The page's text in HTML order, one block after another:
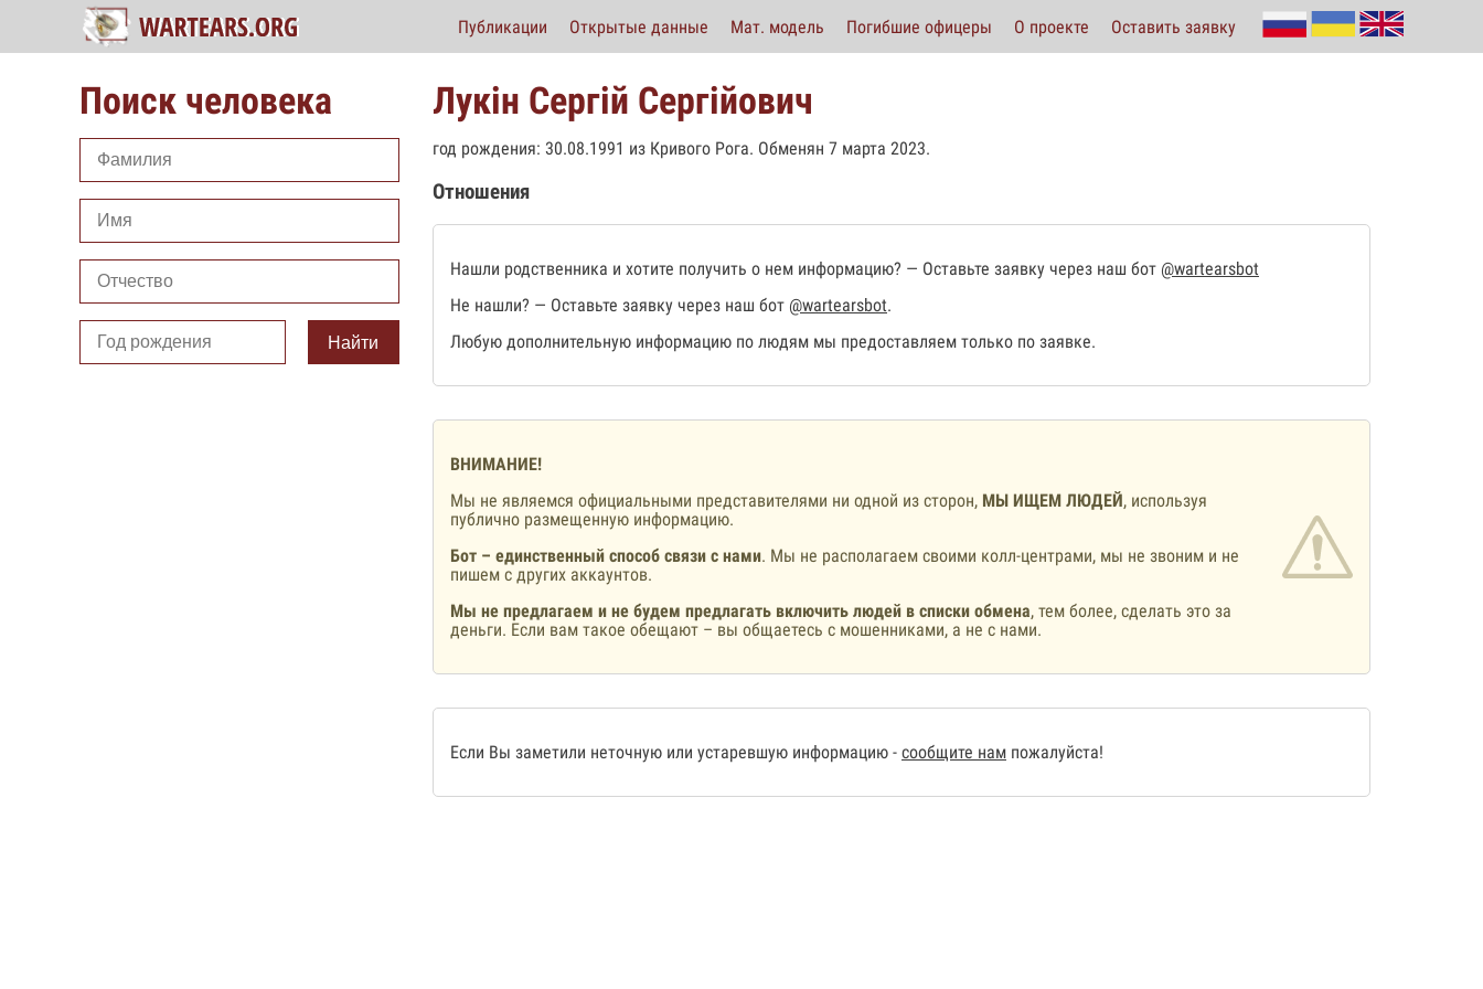
Публикации Открытые данные Мат. модель Погибшие офицеры О проекте Оставить заявку
Поиск человека
Найти
Лукін Сергій Сергійович
год рождения: 30.08.1991 из Кривого Рога. Обменян 7 марта 2023.
Отношения
Нашли родственника и хотите получить о нем информацию? — Оставьте заявку через наш бот @wartearsbot
Не нашли? — Оставьте заявку через наш бот @wartearsbot.
Любую дополнительную информацию по людям мы предоставляем только по заявке.
ВНИМАНИЕ!
Мы не являемся официальными представителями ни одной из сторон, МЫ ИЩЕМ ЛЮДЕЙ, используя
публично размещенную информацию.
Бот – единственный способ связи с нами. Мы не располагаем своими колл-центрами, мы не звоним и не
пишем с других аккаунтов.
Мы не предлагаем и не будем предлагать включить людей в списки обмена, тем более, сделать это за
деньги. Если вам такое обещают – вы общаетесь с мошенниками, а не с нами.
Если Вы заметили неточную или устаревшую информацию - сообщите нам пожалуйста!